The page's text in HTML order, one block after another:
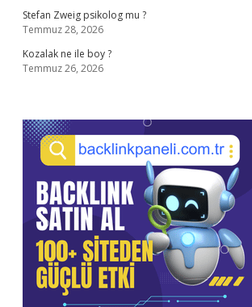
Stefan Zweig psikolog mu ?
Temmuz 28, 2026
Kozalak ne ile boy ?
Temmuz 26, 2026